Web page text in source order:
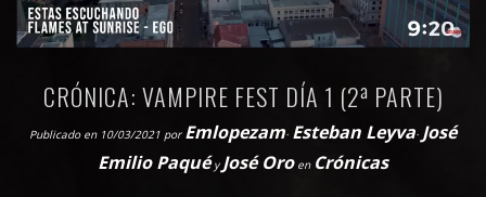
CRÓNICA: VAMPIRE FEST DÍA 1 (2ª PARTE)
Publicado en 10/03/2021 por Emlopezam· Esteban Leyva· José
Emilio Paquéy José Oro en Crónicas